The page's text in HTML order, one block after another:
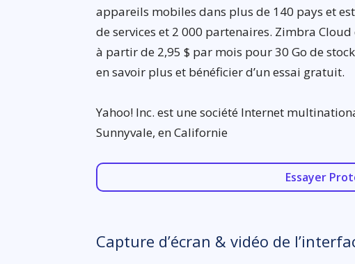
appareils mobiles dans plus de 140 pays et
de services et 2 000 partenaires. Zimbra
à partir de 2,95 $ par mois pour 30 Go de
en savoir plus et bénéficier d’un essai gratuit.
Yahoo! Inc. est une société Internet
Sunnyvale, en Californie
Essayer
Capture d’écran & vidéo de